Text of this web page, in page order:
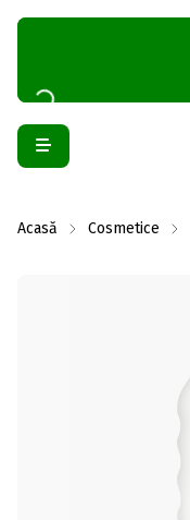
Acasă Cosmetice